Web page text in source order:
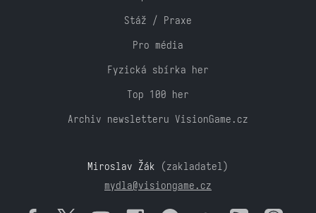
Stáž / Praxe
Pro média
Fyzická sbírka her
Top 100 her
Archiv newsletteru VisionGame.cz
Miroslav Žák (zakladatel)
mydla@visiongame.cz